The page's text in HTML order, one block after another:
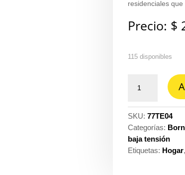
residenciales
Precio: $
115 disponibles
estañado
3M
ref.
80610033245
cantidad
SKU:77TE04
Categorías:
baja tensión
Etiquetas: Hogar